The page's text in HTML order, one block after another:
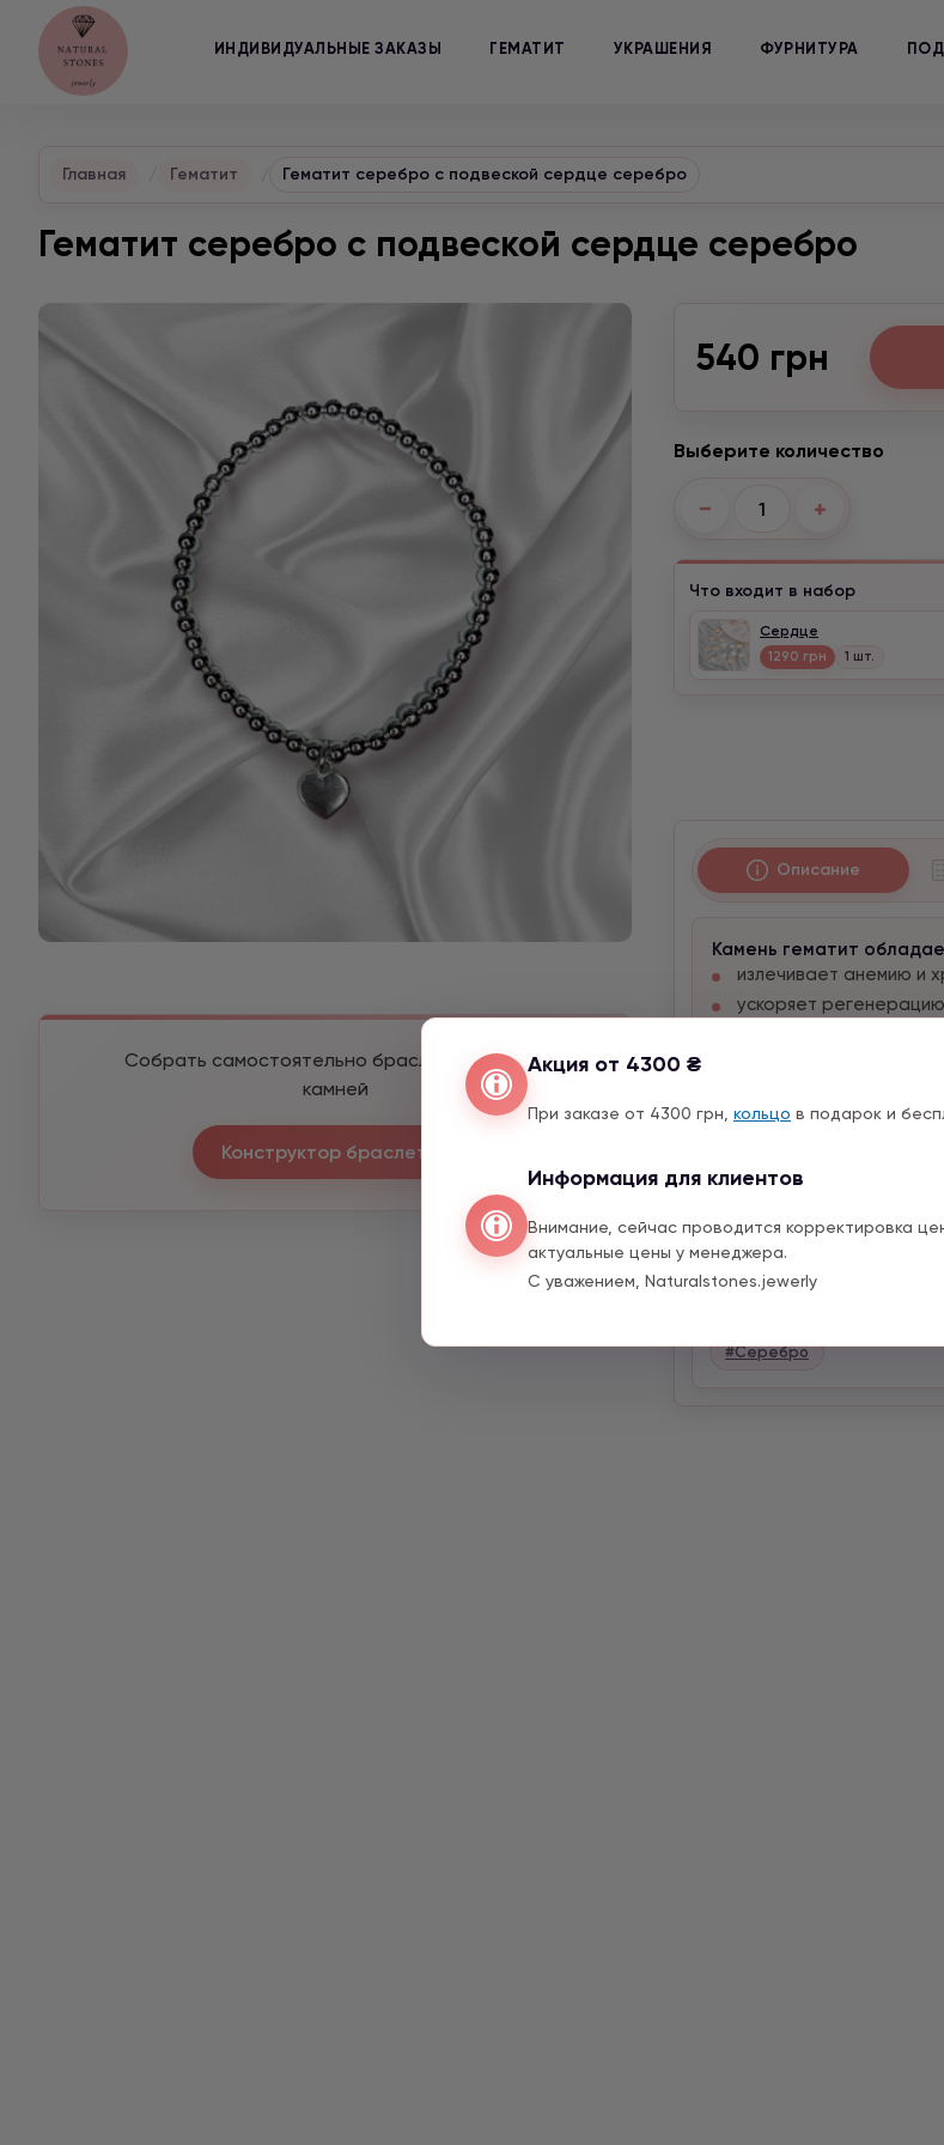
Акция от 4300 ₴
При заказе от 4300 грн, кольцо в подарок и
Информация для клиентов
Внимание, сейчас проводится корректировка
актуальные цены у менеджера.
С уважением, Naturalstones.jewerly
ИНДИВИДУАЛЬНЫЕ ЗАКАЗЫ ГЕМАТИТ УКРАШЕНИЯ ФУРНИТУРА
Главная Гематит Гематит серебро с подвеской сердце серебро
Гематит серебро с подвеской сердце серебро
Собрать самостоятельно браслет из разных
камней
Конструктор браслетов
540 грн
Выберите количество
− +
Что входит в набор
Сердце
1290 грн 1 шт.
Описание
Камень гематит
излечивает анемию и
ускоряет
нормализует
нормализует
Принимаем
Делаем индивидуально
Для индивидуального
или оставьте
подробно.
#Серебро